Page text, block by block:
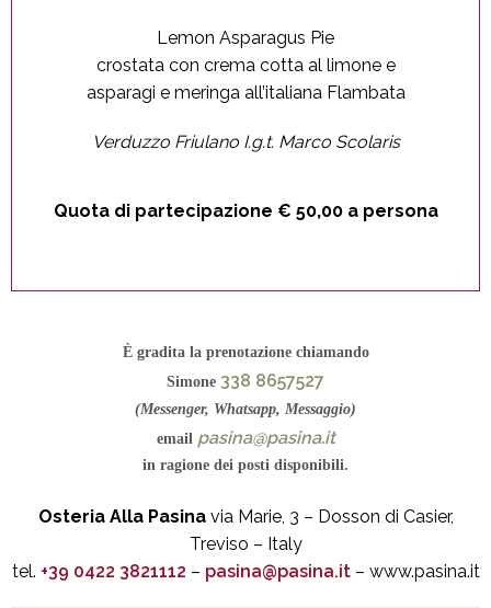
Lemon Asparagus Pie
crostata con crema cotta al limone e
asparagi e meringa all’italiana Flambata
Verduzzo Friulano I.g.t. Marco Scolaris
Quota di partecipazione € 50,00 a persona
È gradita la prenotazione chiamando
Simone 338 8657527
(Messenger, Whatsapp, Messaggio)
email pasina@pasina.it
in ragione dei posti disponibili.
Osteria Alla Pasinavia Marie, 3 – Dosson di Casier,
Treviso – Italy
tel. +39 0422 3821112 – pasina@pasina.it– www.pasina.it